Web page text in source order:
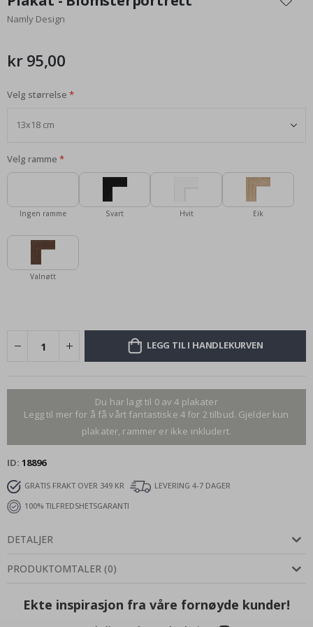
begynnelsen
av
Namly Design
kr 95,00
Velg størrelse
Velg ramme
Ingen ramme Svart Hvit Eik
Valnøtt
LEGG TIL I HANDLEKURVEN
Du har lagt til 0 av 4 plakater
Legg til mer for å få vårt fantastiske 4 for 2 tilbud. Gjelder kun
plakater, rammer er ikke inkludert.
ID 18896
GRATIS FRAKT OVER 349 KR
LEVERING 4-7 DAGER
100% TILFREDSHETSGARANTI
DETALJER
PRODUKTOMTALER (0)
Ekte inspirasjon fra våre fornøyde kunder!